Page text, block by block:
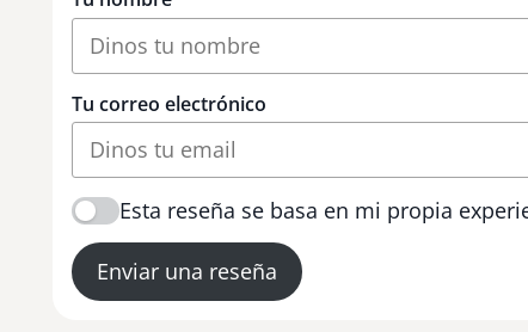
Tu correo electrónico
Esta reseña se basa en mi propia
Enviar una reseña